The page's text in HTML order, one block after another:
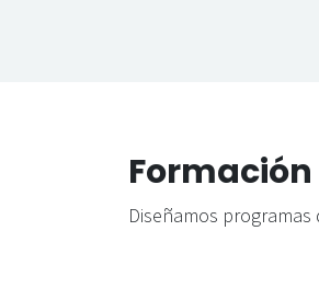
Diseñamos